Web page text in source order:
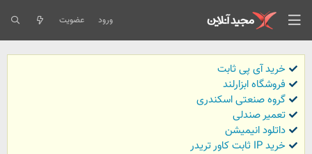
ورود عضویت
خرید آی پی ثابت
فروشگاه ابزارلند
گروه صنعتی اسکندری
تعمیر صندلی
داتلود انیمیشن
خرید IP ثابت کاور تریدر